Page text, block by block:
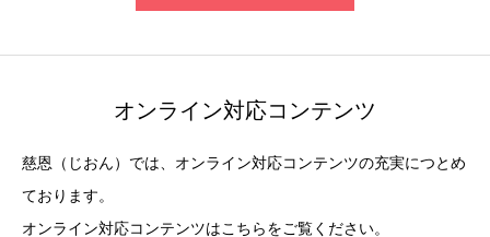
オンライン対応コンテンツ
慈恩（じおん）では、オンライン対応コンテンツの充実につとめ
ております。
オンライン対応コンテンツはこちらをご覧ください。